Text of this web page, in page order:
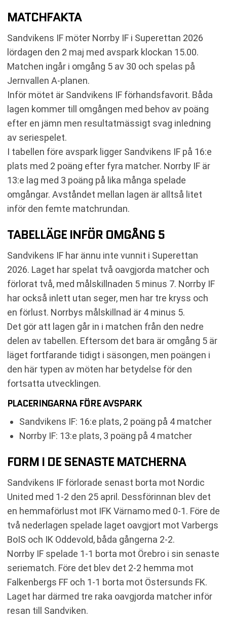
TABELL
MATCHFAKTA
Sandvikens IF möter Norrby IF i Superettan 2026
lördagen den 2 maj med avspark klockan 15.00.
Matchen ingår i omgång 5 av 30 och spelas på
Jernvallen A-planen.
Inför mötet är Sandvikens IF förhandsfavorit. Båda
lagen kommer till omgången med behov av poäng
efter en jämn men resultatmässigt svag inledning
av seriespelet.
I tabellen före avspark ligger Sandvikens IF på 16:e
plats med 2 poäng efter fyra matcher. Norrby IF är
13:e lag med 3 poäng på lika många spelade
omgångar. Avståndet mellan lagen är alltså litet
inför den femte matchrundan.
TABELLÄGE INFÖR OMGÅNG 5
Sandvikens IF har ännu inte vunnit i Superettan
2026. Laget har spelat två oavgjorda matcher och
förlorat två, med målskillnaden 5 minus 7. Norrby IF
har också inlett utan seger, men har tre kryss och
en förlust. Norrbys målskillnad är 4 minus 5.
Det gör att lagen går in i matchen från den nedre
delen av tabellen. Eftersom det bara är omgång 5 är
läget fortfarande tidigt i säsongen, men poängen i
den här typen av möten har betydelse för den
fortsatta utvecklingen.
PLACERINGARNA FÖRE AVSPARK
Sandvikens IF: 16:e plats, 2 poäng på 4 matcher
Norrby IF: 13:e plats, 3 poäng på 4 matcher
FORM I DE SENASTE MATCHERNA
Sandvikens IF förlorade senast borta mot Nordic
United med 1-2 den 25 april. Dessförinnan blev det
en hemmaförlust mot IFK Värnamo med 0-1. Före de
två nederlagen spelade laget oavgjort mot Varbergs
BoIS och IK Oddevold, båda gångerna 2-2.
Norrby IF spelade 1-1 borta mot Örebro i sin senaste
seriematch. Före det blev det 2-2 hemma mot
Falkenbergs FF och 1-1 borta mot Östersunds FK.
Laget har därmed tre raka oavgjorda matcher inför
resan till Sandviken.